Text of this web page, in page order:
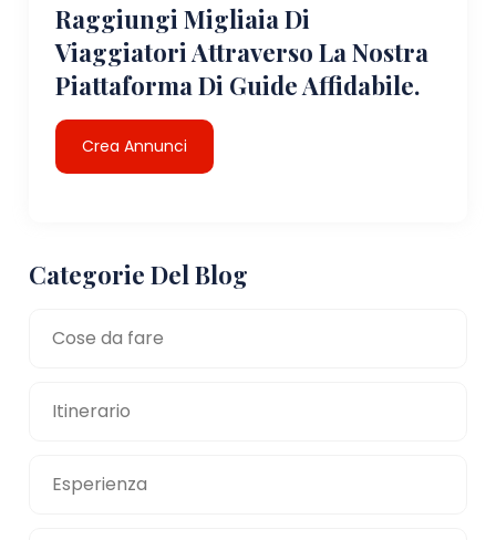
Raggiungi Migliaia Di
Viaggiatori Attraverso La Nostra
Piattaforma Di Guide Affidabile.
Crea Annunci
Categorie Del Blog
Cose da fare
Itinerario
Esperienza